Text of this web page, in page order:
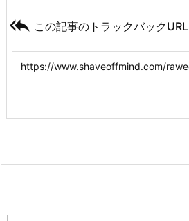
 この記事のトラックバックURL